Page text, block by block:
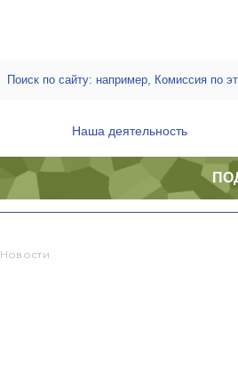
Наша деятельность
Новости